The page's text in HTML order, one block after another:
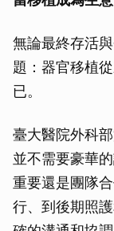
無論最終存活
題：器官移植
已。
臺大醫院外科
並不需要豪華
重要還是團隊
行、到後期照